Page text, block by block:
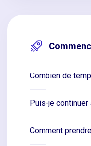
Combien de
Puis-je continuer
Comment